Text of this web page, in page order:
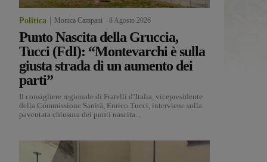
Politica Monica Campani 8 Agosto 2026
Punto Nascita della Gruccia,
Tucci (FdI): “Montevarchi è sulla
giusta strada di un aumento dei
parti”
Il consigliere regionale di Fratelli d’Italia, vicepresidente
della Commissione Sanità, Enrico Tucci, interviene sulla
paventata chiusura dei punti nascita...